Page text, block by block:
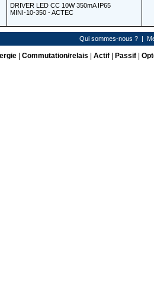
DRIVER LED CC 10W 350mA IP65
MINI-10-350 - ACTEC
Qui sommes-nous ? |
| Commutation/relais Actif| Passif|